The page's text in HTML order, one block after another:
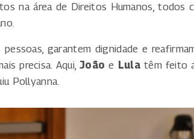
na área de Direitos Humanos, todos
pessoas, garantem dignidade e
precisa. Aqui,João e Lulatêm feito a
Pollyanna.